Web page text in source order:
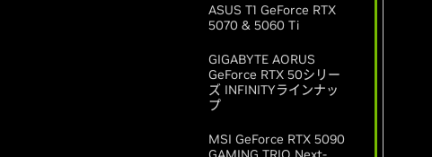
ASUS T1 GeForce RTX
5070 & 5060 Ti
GIGABYTE AORUS
GeForce RTX 50シリー
ズ INFINITYラインナッ
プ
MSI GeForce RTX 5090